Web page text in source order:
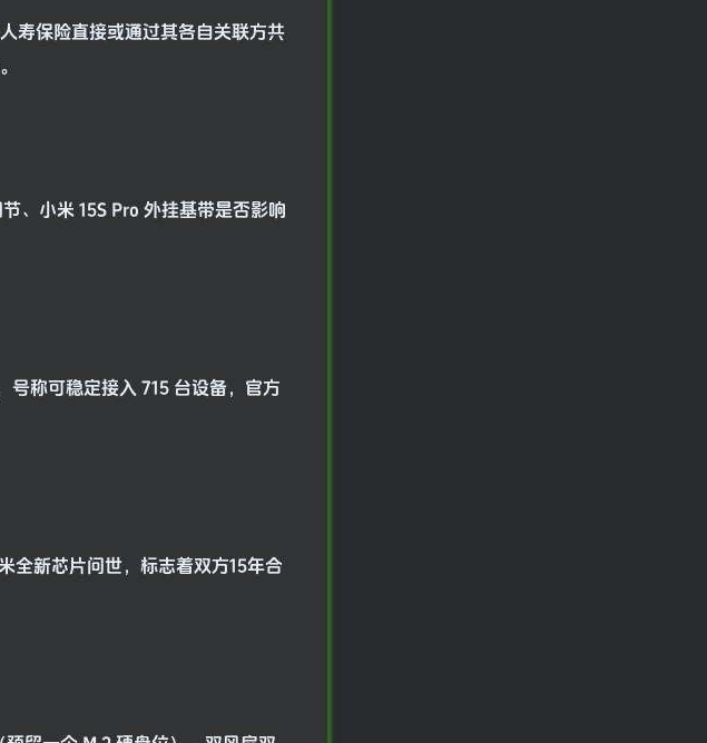
寿保险直接或通过其各自关联方共
、小米 15S Pro 外挂基带是否影响
号称可稳定接入 715 台设备，官方
新芯片问世，标志着双方15年合